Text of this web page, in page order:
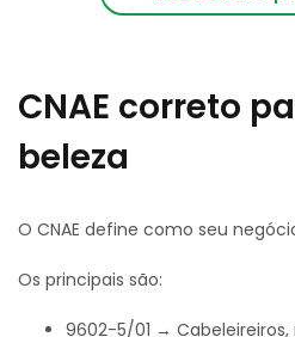
CNAE correto
beleza
O CNAE define como seu
Os principais são:
9602-5/01 →